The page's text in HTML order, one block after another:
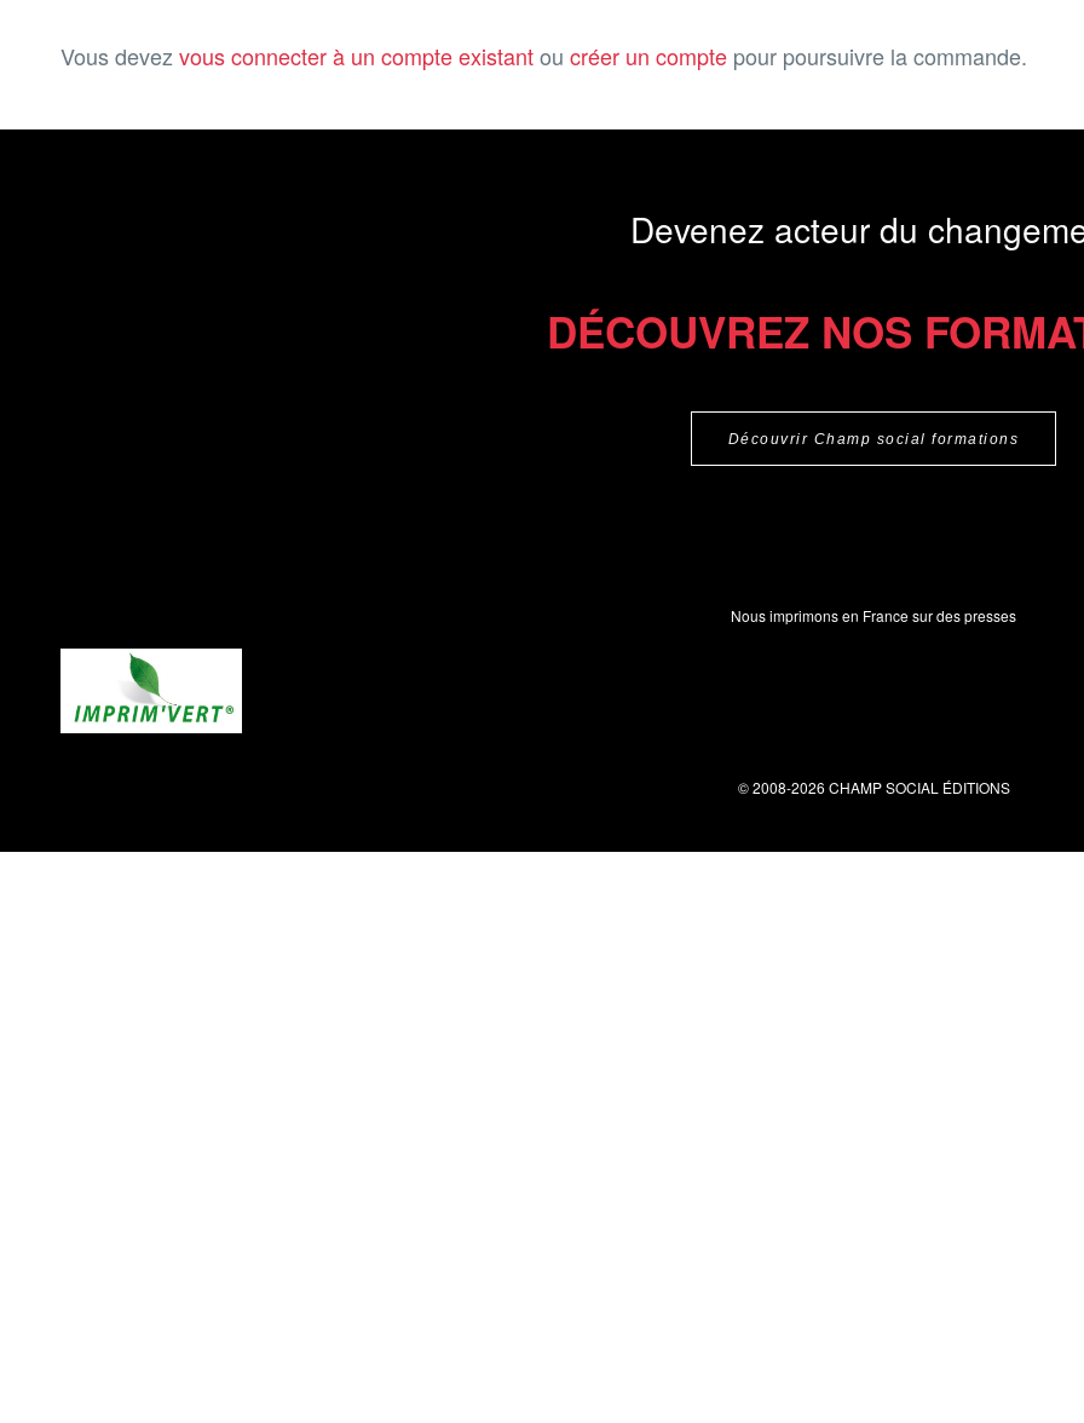
Vous devezvous connecter à un compte existantou créer un compte pour poursuivre la commande.
Devenez acteur du
DÉCOUVREZ NOS
Découvrir Champ social formations
Nous imprimons en France sur des presses
© 2008-2026 CHAMP SOCIAL ÉDITIONS